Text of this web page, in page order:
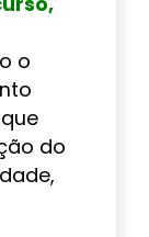
o
do